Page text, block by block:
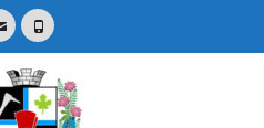
EmailPhone